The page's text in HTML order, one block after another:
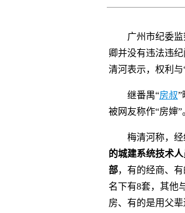
广州市纪委监察
卿并没有违法违
清河表示，权利与
继番禺“房叔”
被网友称作“房婶”
梅清河称，经纪
的城建系统技术
部，有的经商、有
名下有8套，其他
房、有的是用父辈